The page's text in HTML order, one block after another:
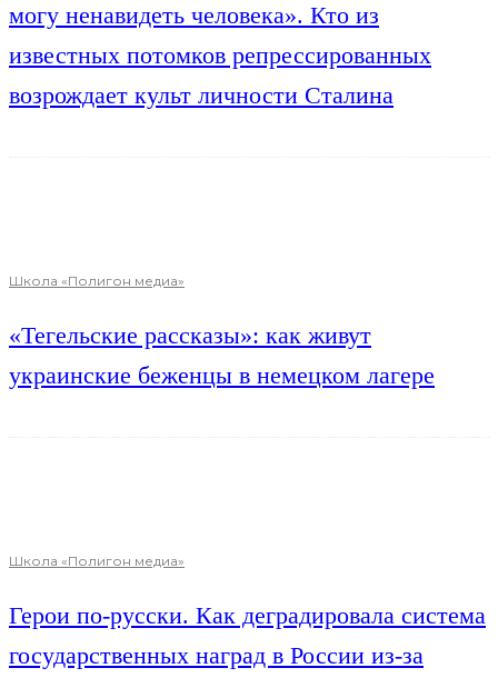
могу ненавидеть человека». Кто из
известных потомков репрессированных
возрождает культ личности Сталина
Школа «Полигон медиа»
«Тегельские рассказы»: как живут
украинские беженцы в немецком лагере
Школа «Полигон медиа»
Герои по-русски. Как деградировала система
государственных наград в России из-за